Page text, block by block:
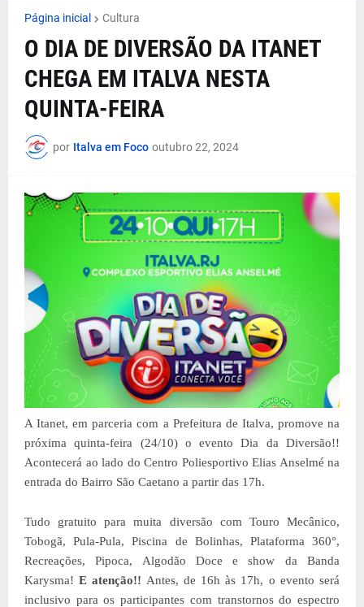
Página inicial Cultura
O DIA DE DIVERSÃO DA ITANET
CHEGA EM ITALVA NESTA
QUINTA-FEIRA
por Italva em Foco outubro 22, 2024
A Itanet, em parceria com a Prefeitura de Italva, promove na
próxima quinta-feira (24/10) o evento Dia da Diversão!!
Acontecerá ao lado do Centro Poliesportivo Elias Anselmé na
entrada do Bairro São Caetano a partir das 17h.
Tudo gratuito para muita diversão com Touro Mecânico,
Tobogã, Pula-Pula, Piscina de Bolinhas, Plataforma 360°,
Recreações, Pipoca, Algodão Doce e show da Banda
Karysma!E atenção!! Antes, de 16h às 17h, o evento será
inclusivo para os participantes com transtornos do espectro